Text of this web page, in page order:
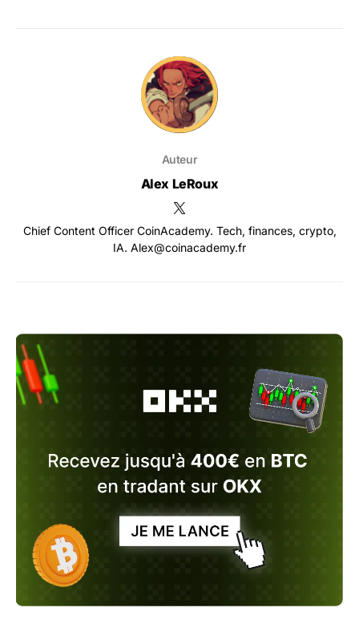
Auteur
Alex LeRoux
Chief Content Officer CoinAcademy. Tech, finances, crypto,
IA. Alex@coinacademy.fr